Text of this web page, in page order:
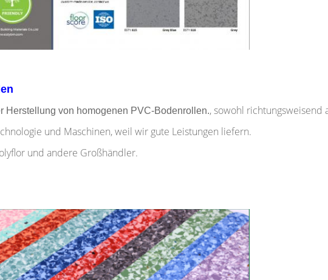
Herstellung von homogenen PVC-Bodenrollen., sowohl richtungsweisend
und Maschinen, weil wir gute Leistungen liefern.
und andere Großhändler.